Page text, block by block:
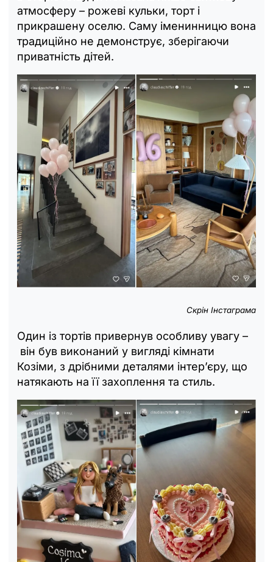
атмосферу – рожеві кульки, торт і
прикрашену оселю. Саму іменинницю вона
традиційно не демонструє, зберігаючи
приватність дітей.
Скрін Інстаграма
Один із тортів привернув особливу увагу –
він був виконаний у вигляді кімнати
Козіми, з дрібними деталями інтер’єру, що
натякають на її захоплення та стиль.